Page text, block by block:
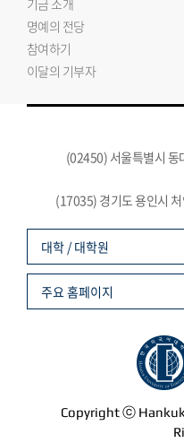
기금 소개
명예의 전당
참여하기
이달의 기부자
(02450) 서울특별시
(17035) 경기도 용인시
Copyright ⓒ
대학 / 대학원
주요 홈페이지